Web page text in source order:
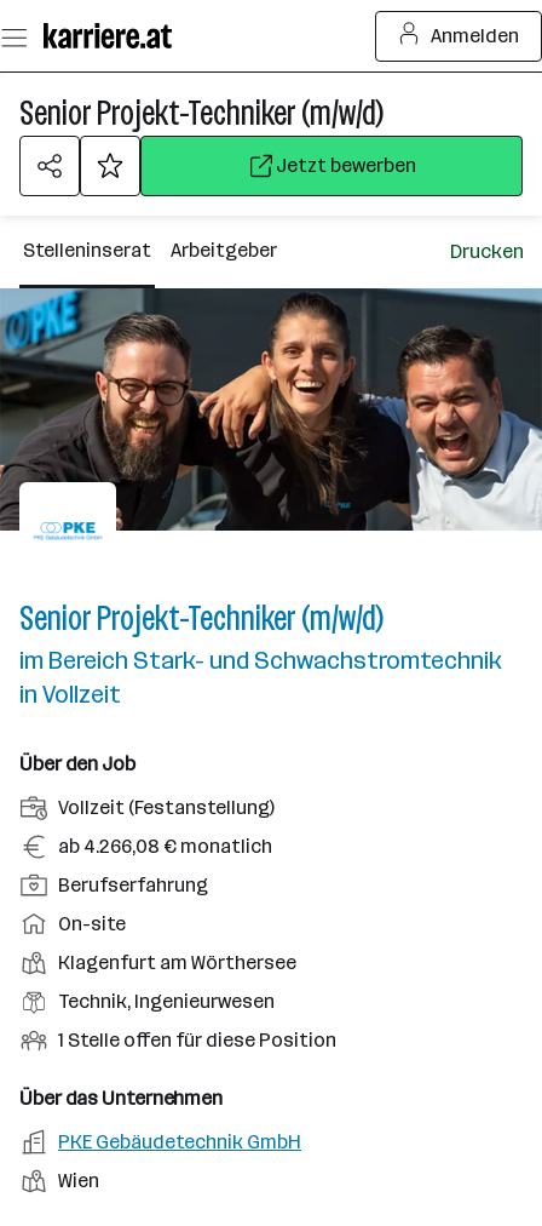
Seiteninhalt
springen
Anmelden
Senior Projekt-Techniker (m/w/d)
Jetzt bewerben
Stelleninserat Arbeitgeber Drucken
Senior Projekt-Techniker (m/w/d)
im Bereich Stark- und Schwachstromtechnik
in Vollzeit
Über den Job
A
n
t
e
l
u
n
s
r
t
Vollzeit (Festanstellung)
G
e
h
a
l
t
ab 4.266,08 € monatlich
P
o
i
t
i
n
e
b
Berufserfahrung
A
r
b
e
i
s
m
o
d
On-site
D
i
n
t
o
t
Klagenfurt am Wörthersee
B
e
u
s
f
Technik, Ingenieurwesen
O
f
n
e
1 Stelle offen für diese Position
Über das Unternehmen
A
r
b
PKE Gebäudetechnik GmbH
S
Wien